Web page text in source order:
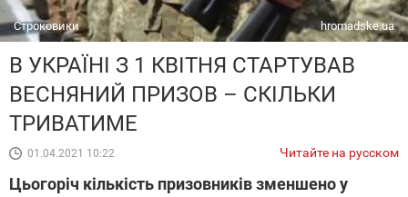
Строковики hromadske.ua
В УКРАЇНІ З 1 КВІТНЯ СТАРТУВАВ
ВЕСНЯНИЙ ПРИЗОВ – СКІЛЬКИ
ТРИВАТИМЕ
01.04.2021 10:22 Читайте на русском
Цьогоріч кількість призовників зменшено у